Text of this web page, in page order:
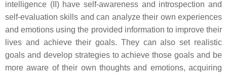
intelligence (II) have self-awareness and introspection and
self-evaluation skills and can analyze their own experiences
and emotions using the provided information to improve their
lives and achieve their goals. They can also set realistic
goals and develop strategies to achieve those goals and be
more aware of their own thoughts and emotions, acquiring